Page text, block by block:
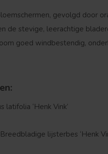
gevolgd door
de stevige, leerachtige
goed windbestendig,
latifolia ‘Henk Vink’
Breedbladige lijsterbes ‘Henk